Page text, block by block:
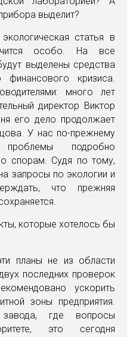
выделит?
статья в
особо. На все
выделены средства
кризиса.
много лет
директор Виктор
его дело продолжает
У нас по-прежнему
проблемы подробно
спорам. Судя по тому,
запросы по экологии и
что прежняя
которые хотелось бы
планы не из области
последних проверок
ускорить
зоны предприятия.
где вопросы
это сегодня